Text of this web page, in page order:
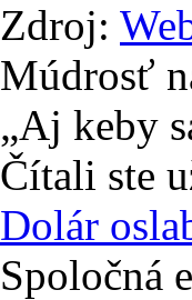
Zdroj:
Múdrosť
„Aj keby
Čítali ste
Dolár
Spoločná